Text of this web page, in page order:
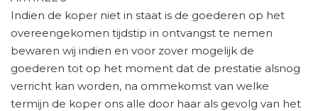
Indien de koper niet in staat is de goederen op het
overeengekomen tijdstip in ontvangst te nemen
bewaren wij indien en voor zover mogelijk de
goederen tot op het moment dat de prestatie alsnog
verricht kan worden, na ommekomst van welke
termijn de koper ons alle door haar als gevolg van het